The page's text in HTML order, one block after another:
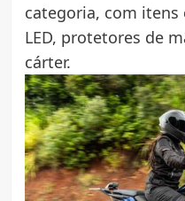
categoria, com
LED, protetores de
cárter.